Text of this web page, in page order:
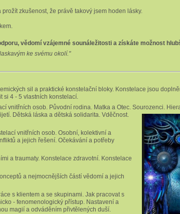
zkušenost, že právě takový jsem hoden lásky.
vědomí vzájemné sounáležitosti a získáte možnost
ke svému okolí."
sil a praktické konstelační bloky. Konstelace jsou
si 4 - 5 vlastních konstelací.
vnitřních osob. Původní rodina. Matka a Otec. Sourozenci.
Dětská láska a dětská solidarita. Vděčnost.
vnitřních osob. Osobní, kolektivní a
a jejich řešení. Očekávání a potřeby
a traumaty. Konstelace zdravotní. Konstelace
a nejmocnějších částí vědomí a jejich
s klientem a se skupinami. Jak pracovat s
- fenomenologický přístup. Nastavení a
magií a odváděním přivtělených duší.